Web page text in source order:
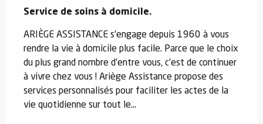
Service de soins à domicile.
ARIÈGE ASSISTANCE s’engage depuis 1960 à vous
rendre la vie à domicile plus facile. Parce que le choix
du plus grand nombre d’entre vous, c’est de continuer
à vivre chez vous ! Ariège Assistance propose des
services personnalisés pour faciliter les actes de la
vie quotidienne sur tout le...